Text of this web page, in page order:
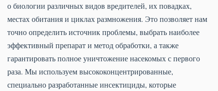
о биологии различных видов вредителей, их повадках,
местах обитания и циклах размножения. Это позволяет нам
точно определить источник проблемы, выбрать наиболее
эффективный препарат и метод обработки, а также
гарантировать полное уничтожение насекомых с первого
раза. Мы используем высококонцентрированные,
специально разработанные инсектициды, которые